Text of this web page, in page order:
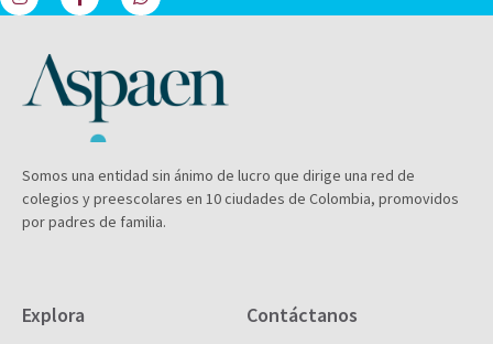
Somos una entidad sin ánimo de lucro que dirige una red de
colegios y preescolares en 10 ciudades de Colombia, promovidos
por padres de familia.
Explora Contáctanos